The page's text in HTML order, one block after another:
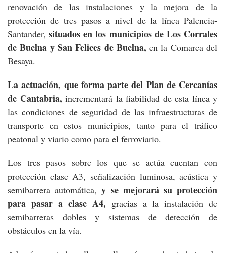
renovación de las instalaciones y la mejora de la
protección de tres pasos a nivel de la línea Palencia-
Santander,situados en los municipios de Los Corrales
de Buelna y San Felices de Buelna,en la Comarca del
Besaya.
La actuación, que forma parte del Plan de Cercanías
de Cantabria, incrementará la fiabilidad de esta línea y
las condiciones de seguridad de las infraestructuras de
transporte en estos municipios, tanto para el tráfico
peatonal y viario como para el ferroviario.
Los tres pasos sobre los que se actúa cuentan con
protección clase A3, señalización luminosa, acústica y
semibarrera automática,y se mejorará su protección
para pasar a clase A4, gracias a la instalación de
semibarreras dobles y sistemas de detección de
obstáculos en la vía.